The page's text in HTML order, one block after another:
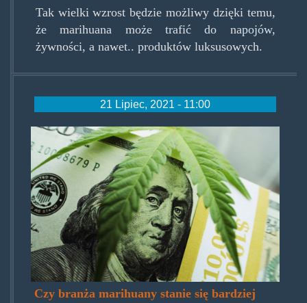
Tak wielki wzrost będzie możliwy dzięki temu,
że marihuana może trafić do napojów,
żywności, a nawet.. produktów luksusowych.
21 Lipiec, 2021 - 11:00
dollarleaf.jpg
Czy branża marihuany stanie się bardziej